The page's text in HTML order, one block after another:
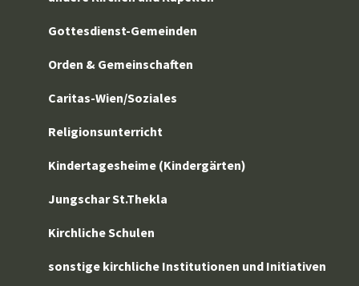
Gottesdienst-Gemeinden
Orden & Gemeinschaften
Caritas-Wien/Soziales
Religionsunterricht
Kindertagesheime (Kindergärten)
Jungschar St.Thekla
Kirchliche Schulen
sonstige kirchliche Institutionen und Initiativen